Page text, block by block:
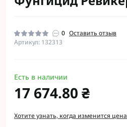
0 Оставить отзыв
Артикул: 132313
Есть в наличии
17 674.80 ₴
Хотите узнать, когда изменится